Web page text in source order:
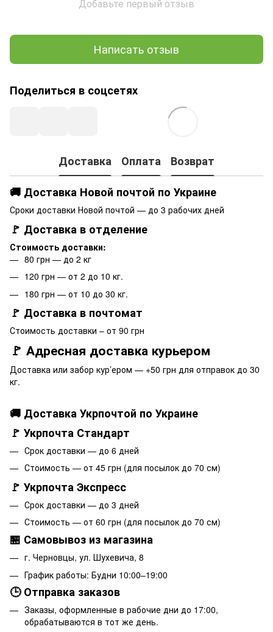
Добавьте первый отзыв
Написать отзыв
Поделиться в соцсетях
Доставка Оплата
Возврат
🚚 Доставка Новой почтой по Украине
Сроки доставки Новой почтой — до 3 рабочих дней
🚩 Доставка в отделение
Стоимость доставки:
80 грн — до 2 кг
120 грн — от 2 до 10 кг.
180 грн — от 10 до 30 кг.
🚩 Доставка в почтомат
Стоимость доставки – от 90 грн
🚩 Адресная доставка курьером
Доставка или забор кур’ером — +50 грн для отправок до 30
кг.
🚚 Доставка Укрпочтой по Украине
🚩 Укрпочта Стандарт
Срок доставки — до 6 дней
Стоимость — от 45 грн (для посылок до 70 см)
🚩 Укрпочта Экспресс
Срок доставки — до 3 дней
Стоимость — от 60 грн (для посылок до 70 см)
🏪 Самовывоз из магазина
г. Черновцы, ул. Шухевича, 8
График работы: Будни 10:00–19:00
🕒 Отправка заказов
Заказы, оформленные в рабочие дни до 17:00,
обрабатываются в тот же день.